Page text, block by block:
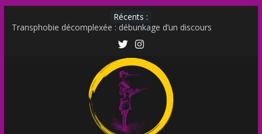
Récents :
Transphobie décomplexée : débunkage d’un discours
Transmania : le fantasme transphobe de Moutot et Stern
Muscle Mommy : analyse d’un phénomène venu des social
Militer sur le net est-il un non sens ?
Outing et photographie : comment faire ?